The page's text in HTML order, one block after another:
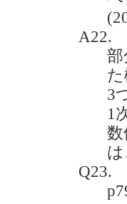
A22.
部
3
1
Q23.